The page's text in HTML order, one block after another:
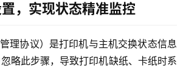
，实现状态精准监控
理协议）是打印机与主机交换状态信息
略此步骤，导致打印机缺纸、卡纸时系